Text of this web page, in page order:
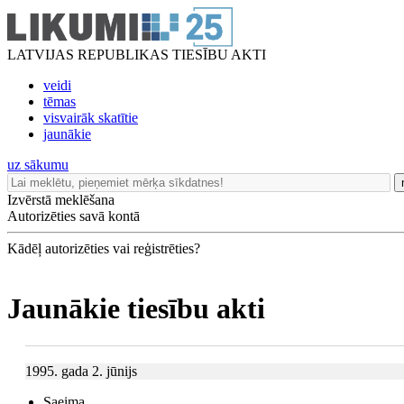
LATVIJAS REPUBLIKAS TIESĪBU AKTI
veidi
tēmas
visvairāk skatītie
jaunākie
uz sākumu
Izvērstā meklēšana
Autorizēties savā kontā
Kādēļ autorizēties vai reģistrēties?
Jaunākie tiesību akti
1995. gada 2. jūnijs